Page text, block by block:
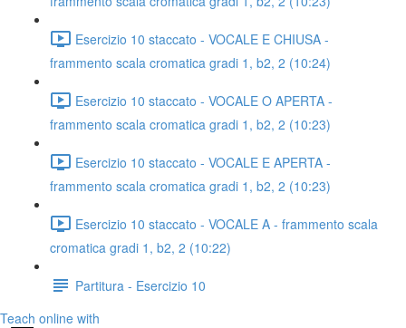
Esercizio 10 staccato - VOCALE E CHIUSA -
frammento scala cromatica gradi 1, b2, 2 (10:24)
Esercizio 10 staccato - VOCALE O APERTA -
frammento scala cromatica gradi 1, b2, 2 (10:23)
Esercizio 10 staccato - VOCALE E APERTA -
frammento scala cromatica gradi 1, b2, 2 (10:23)
Esercizio 10 staccato - VOCALE A - frammento scala
cromatica gradi 1, b2, 2 (10:22)
Partitura - Esercizio 10
Teach online with